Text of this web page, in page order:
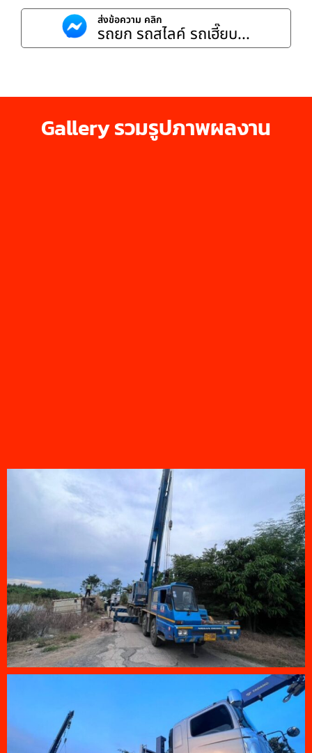
ส่งข้อความ คลิก
รถยก รถสไลค์ รถเฮี๊ยบ...
Gallery รวมรูปภาพผลงาน